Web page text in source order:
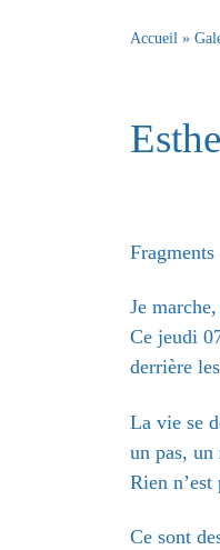
Accueil »
Fragments
Je
Ce jeudi
derrière
La vie se
un pas, un
Rien n’est
Ce sont